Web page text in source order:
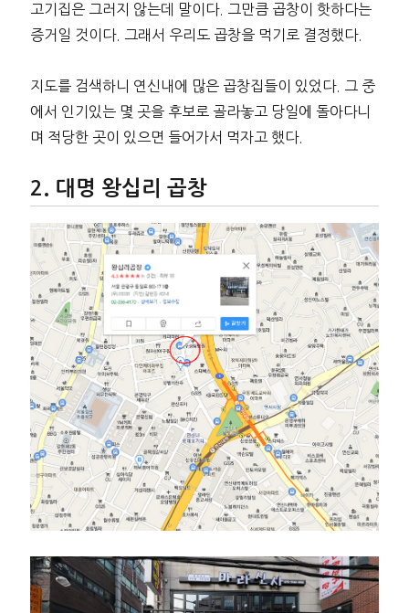
고기집은 그러지 않는데 말이다. 그만큼 곱창이 핫하다는
증거일 것이다. 그래서 우리도 곱창을 먹기로 결정했다.
지도를 검색하니 연신내에 많은 곱창집들이 있었다. 그 중
에서 인기있는 몇 곳을 후보로 골라놓고 당일에 돌아다니
며 적당한 곳이 있으면 들어가서 먹자고 했다.
대명 왕십리 곱창